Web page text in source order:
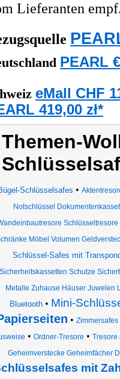
Lieferanten
PEARL
eMall CHF
419,00 zł*
Themen-
Schlüsselsafes •
Notschlüssel
Möbel Volumen
Schlüssel-Safes mit
Sicherheitskassetten Schutze
Metalle Zuhause Häuser Juwelen
Bluetooth• Mini-
• Zimmersafes
• Ordner-Tresore • Tresore
Geheimverstecke Geheimfächer
mit